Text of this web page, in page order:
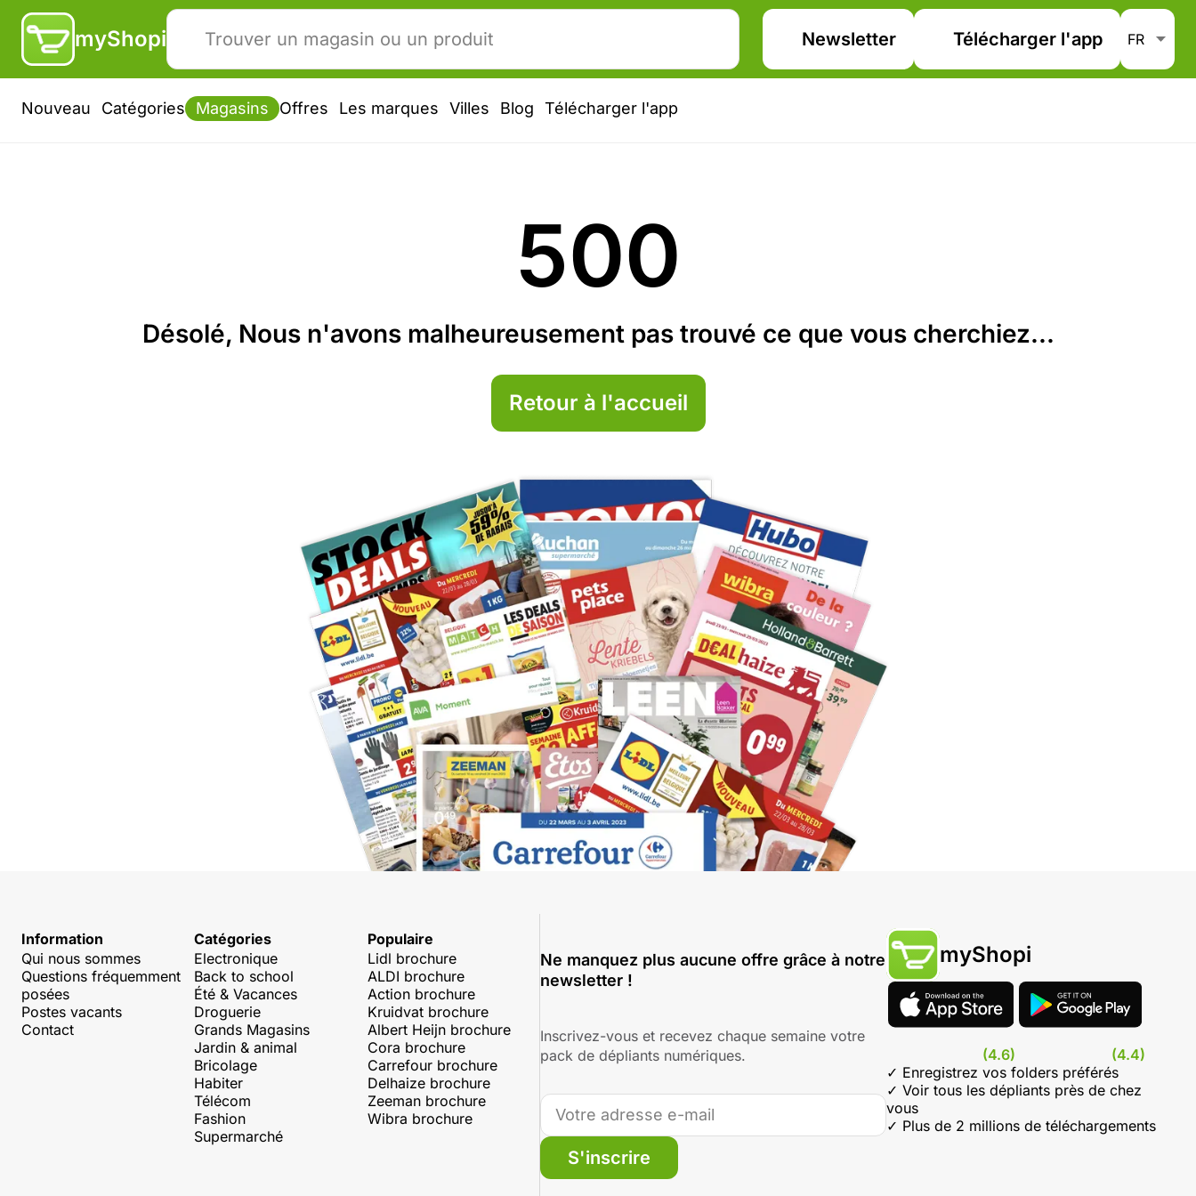
myShopi Newsletter Télécharger l'app
Nouveau Catégories Magasins Offres Les marques Villes Blog Télécharger l'app
500
Désolé, Nous n'avons malheureusement pas trouvé ce que vous cherchiez...
Retour à l'accueil
Information
Qui nous sommes
Questions fréquemment
posées
Postes vacants
Contact
Catégories
Electronique
Back to school
Été & Vacances
Droguerie
Grands Magasins
Jardin & animal
Bricolage
Habiter
Télécom
Fashion
Supermarché
Populaire
Lidl brochure
ALDI brochure
Action brochure
Kruidvat brochure
Albert Heijn brochure
Cora brochure
Carrefour brochure
Delhaize brochure
Zeeman brochure
Wibra brochure
Ne manquez plus aucune offre grâce à notre
newsletter !
Inscrivez-vous et recevez chaque semaine votre
pack de dépliants numériques.
S'inscrire
myShopi
(4.6)
(4.4)
✓ Enregistrez vos folders préférés
✓ Voir tous les dépliants près de chez
vous
✓ Plus de 2 millions de téléchargements